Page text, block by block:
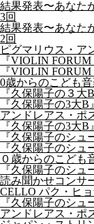
結果発表〜あなた
3回
結果発表〜あなた
2回
ピグマリウス・ア
『VIOLIN
『VIOLIN
0歳からのこども
『久保陽子の３大
『久保陽子の3大
アンドレアス・ポ
『久保陽子の3大
『久保陽子のシュ
『久保陽子のシュ
０歳からのこども
『久保陽子のシュ
読み聞かせコンサ
CELLO パク・ヒ
『久保陽子のシュ
アンドレアス・ポ